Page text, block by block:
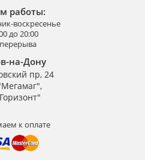
работы:
воскресенье
до 20:00
на-Дону
пр, 24
к оплате